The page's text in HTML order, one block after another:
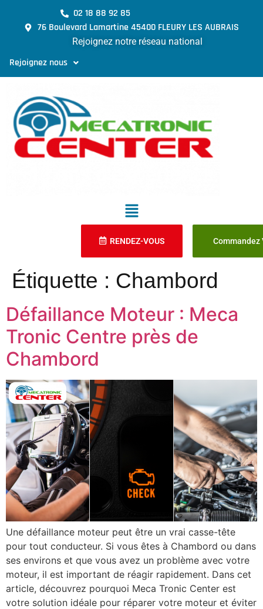
02 18 88 92 85
76 Boulevard Lamartine 45400 FLEURY LES AUBRAIS
Rejoignez notre réseau national
Rejoignez nous
RENDEZ-VOUS Commandez
Étiquette : Chambord
Défaillance Moteur : Meca
Tronic Centre près de
Chambord
Une défaillance moteur peut être un vrai casse-tête
pour tout conducteur. Si vous êtes à Chambord ou dans
ses environs et que vous avez un problème avec votre
moteur, il est important de réagir rapidement. Dans cet
article, découvrez pourquoi Meca Tronic Center est
votre solution idéale pour réparer votre moteur et éviter